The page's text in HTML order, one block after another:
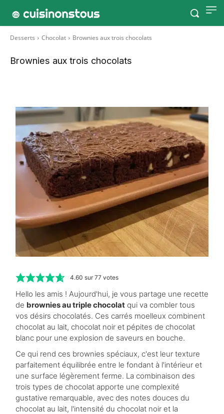
Desserts Chocolat Brownies aux trois chocolats
Brownies aux trois chocolats
4.60 sur77 votes
Hello les amis ! Aujourd'hui, je vous partage une recette
de brownies au triple chocolat qui va combler tous
vos désirs chocolatés. Ces carrés moelleux combinent
chocolat au lait, chocolat noir et pépites de chocolat
blanc pour une explosion de saveurs en bouche.
Ce qui rend ces brownies spéciaux, c'est leur texture
parfaitement équilibrée entre le fondant à l'intérieur et
une surface légèrement ferme. La combinaison des
trois types de chocolat apporte une complexité
gustative remarquable, avec des notes douces du
chocolat au lait, l'intensité du chocolat noir et la